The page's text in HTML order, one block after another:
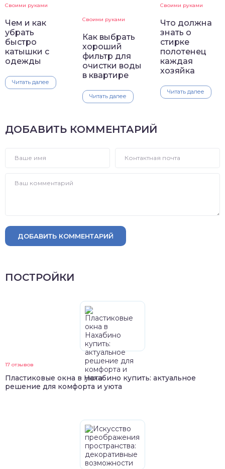
Своими руками
Чем и как
убрать
быстро
катышки с
одежды
Читать далее
Своими руками
Как выбрать
хороший
фильтр для
очистки воды
в квартире
Читать далее
Своими руками
Что должна
знать о
стирке
полотенец
каждая
хозяйка
Читать далее
ДОБАВИТЬ КОММЕНТАРИЙ
ДОБАВИТЬ КОММЕНТАРИЙ
ПОСТРОЙКИ
17 отзывов
Пластиковые окна в Нахабино купить: актуальное
решение для комфорта и уюта